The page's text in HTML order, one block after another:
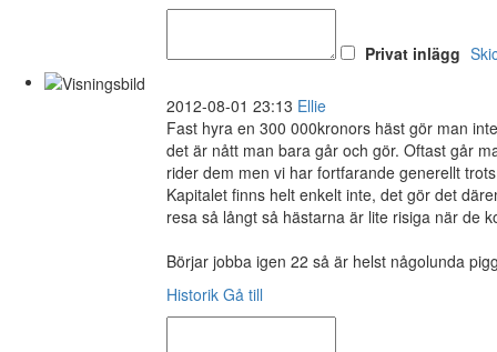
Privat inlägg
2012-08-01 23:13 Ellie
Fast hyra en 300 000kronors häst gör man
det är nått man bara går och gör. Oftast går
rider dem men vi har fortfarande generellt
Kapitalet finns helt enkelt inte, det gör det
resa så långt så hästarna är lite risiga när de
Börjar jobba igen 22 så är helst någolunda
Historik Gå till